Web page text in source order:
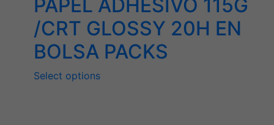
PAPEL ADHESIVO 115G
/CRT GLOSSY 20H EN
BOLSA PACKS
Select options